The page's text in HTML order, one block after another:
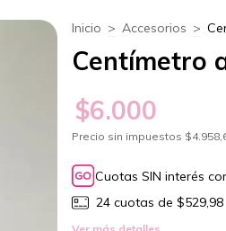
Inicio > Accesorios >
Centímetro
$6.000
Precio sin impuestos
Cuotas SIN interés
24 cuotas de $529,98